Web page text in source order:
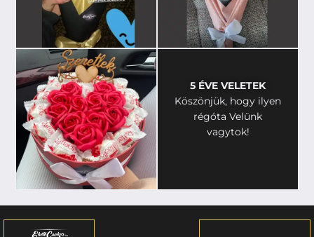
5 ÉVE VELETEK
Köszönjük, hogy ilyen
régóta Velünk
vagytok!